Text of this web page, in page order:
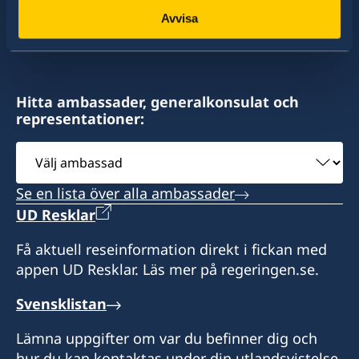
Avvisa
av drygt 100 utlandsmyndigheter.
Hitta ambassader, generalkonsulat och
representationer:
Välj
ambassad
Se en lista över alla ambassader
UD Resklar
Få aktuell reseinformation direkt i fickan med
appen UD Resklar. Läs mer på regeringen.se.
Svensklistan
Lämna uppgifter om var du befinner dig och